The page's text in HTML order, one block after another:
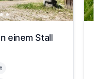
einem Stall